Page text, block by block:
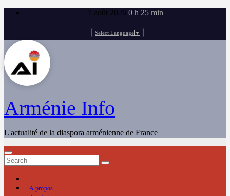
Skip
7 août 2026 0 h 25 min
Select Language ▼
Arménie Info
L'actualité de la diaspora arménienne de France
A propos